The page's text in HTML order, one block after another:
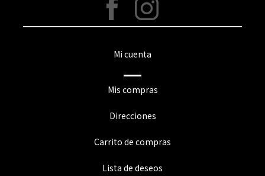
Mi cuenta
Mis compras
Direcciones
Carrito de compras
Lista de deseos